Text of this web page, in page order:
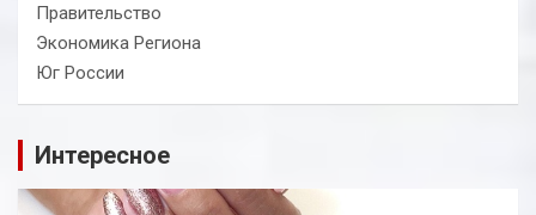
Правительство
Экономика Региона
Юг России
Интересное